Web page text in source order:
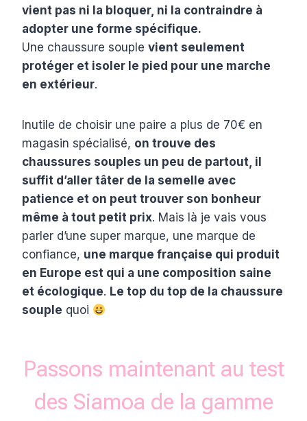
vient pas ni la bloquer, ni la contraindre à
adopter une forme spécifique.
Une chaussure souple vient seulement
protéger et isoler le pied pour une marche
en extérieur.
Inutile de choisir une paire a plus de 70€ en
magasin spécialisé, on trouve des
chaussures souples un peu de partout, il
suffit d’aller tâter de la semelle avec
patience et on peut trouver son bonheur
même à tout petit prix. Mais là je vais vous
parler d’une super marque, une marque de
confiance, une marque française qui produit
en Europe est qui a une composition saine
et écologique. Le top du top de la chaussure
souple quoi
Passons maintenant au test
des Siamoa de la gamme